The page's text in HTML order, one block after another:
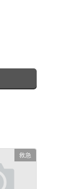
救急